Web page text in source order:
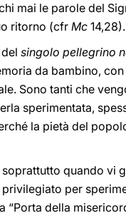
mai le parole del
ritorno (cfrMc 14,28).
singolo pellegrino
da bambino,
Sono tanti che
sperimentata,
la pietà del
quando vi
per
della